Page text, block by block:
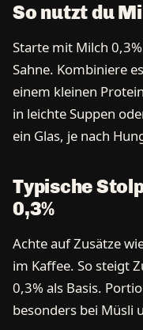
So nutzt du
Starte mit Milch
Sahne. Kombiniere
einem kleinen
in leichte Suppen
ein Glas, je nach
Typische
0,3%
Achte auf Zusätze
im Kaffee. So steigt
0,3% als Basis.
besonders bei Müsli